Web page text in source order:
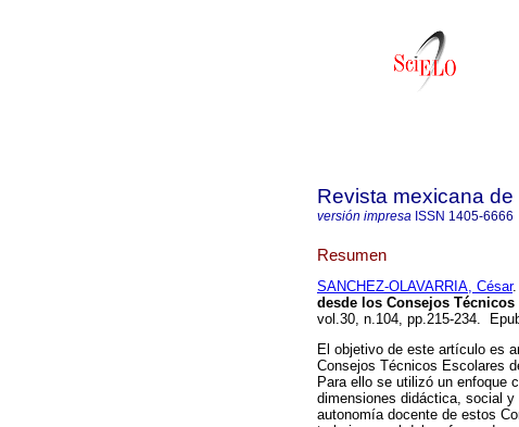
Revista mexicana
versión impresa ISSN 1405-6666
Resumen
SANCHEZ-OLAVARRIA, César.
desde los Consejos
vol.30, n.104, pp.215-234.
El objetivo de este artículo es
Consejos Técnicos Escolares
Para ello se utilizó un enfoque
dimensiones didáctica, social
autonomía docente de estos